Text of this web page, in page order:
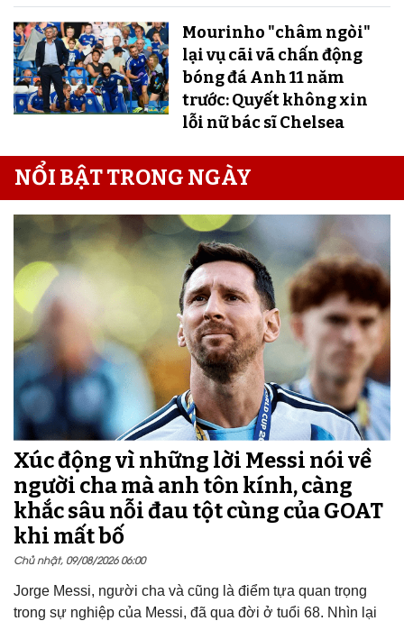
Mourinho "châm ngòi"
lại vụ cãi vã chấn động
bóng đá Anh 11 năm
trước: Quyết không xin
lỗi nữ bác sĩ Chelsea
NỔI BẬT TRONG NGÀY
Xúc động vì những lời Messi nói về
người cha mà anh tôn kính, càng
khắc sâu nỗi đau tột cùng của GOAT
khi mất bố
Chủ nhật, 09/08/2026 06:00
Jorge Messi, người cha và cũng là điểm tựa quan trọng
trong sự nghiệp của Messi, đã qua đời ở tuổi 68. Nhìn lại